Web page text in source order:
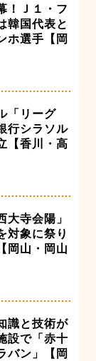
！Ｊ１・フ
韓国代表と
ホ選手【岡
「リーグ
行シラソル
【香川・高
大寺会陽」
対象に祭り
岡山・岡山
識と技術が
設で「赤十
バン」【岡